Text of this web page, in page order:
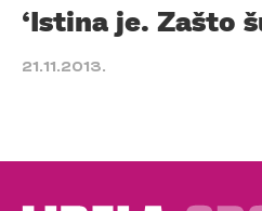
‘Istina je. Zašto
21.11.2013.